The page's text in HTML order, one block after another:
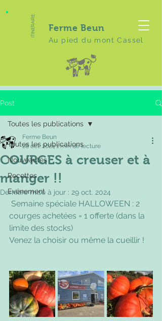
ITINERAIRE Ferme Beun
Au pied du mont Cassel
Post
Toutes les publications
Nouveautés
Recettes
Evénement
Toutes les publications
COURGES à creuser et à
manger !!
Ferme Beun
28 oct. 20241 min de lecture
Dernière mise à jour : 29 oct. 2024
Semaine spéciale HALLOWEEN : 2
courges achetées = 1 offerte (dans la
limite des stocks)
Venez la choisir ou même la cueillir !